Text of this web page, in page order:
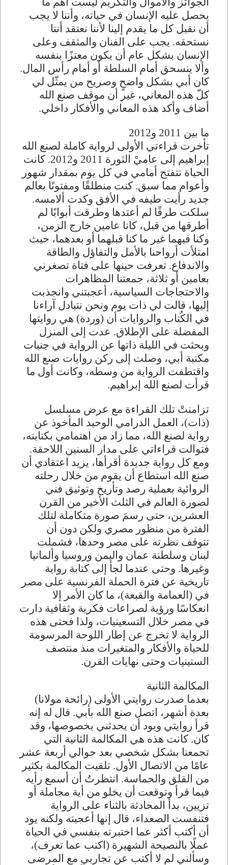
يحصل عليه الإنسان في حياته، وأننا لا يجب
أن نقبل كل ما يقدم إلينا لأننا نعتقد أننا
نستحقه. يجب على الفنان والمثقف وعلى
الإنسان بشكل عام أن يكون معتزًا بنفسه
وألا ينسحق أمام السلطة أو أمام رأس المال.
كان أبي بشكل واضحٍ وصريح من يمثّل لي
كلّ هذه المعاني، غير أن موقف صنع الله
أضاف وأكد هذه المعاني والأفكار داخلي.
ما بين 2011 و2012
تأخرت قراءتي الأولى لرواية كاملة لصنع الله
إبراهيم إلى عاميْ الثورة 2011 و2012. كانت
الحياة تتفتح أمامي في كل يوم بمقدار شهور
وأعوام مما سبق. كنت منطلقًا ومفتونًا بعالم
جديد رأيت طيفه في الأفق وكدت ألامسه.
سلكت طرقًا لم أعتدها وطرقت أبوابًا لم
أطرقها من قبل، كانا عامين خارج الزمن،
وكنا فيهما غير ما كنا قبلهما أو بعدهما، حيث
امتلأت أرواحنا بالأمل والتفاؤل والطاقة
والاندفاع. تعرفت حينها على فتاة تصغرني
بعامين أو ثلاثة، جمعتنا المظاهرات
والاحتجاجات السياسية، أعجبتني وانجذبت
إليها، قالت لي ذات يوم ونحن نتبادل آراءنا
في الكُتاب والروايات أن (وردة) هي روايتها
المفضلة على الإطلاق. عدت إلى المنزل
وبحثت في الليلة ذاتها عن الرواية في جنبات
مكتبة أبي، وصلت إلى ركن روايات صنع الله
واقتطفت الرواية من وسطه، وكانت أول ما
قرأت لصنع الله إبراهيم.
تزامنتْ تلك القراءة مع عرض مسلسل
(ذات)، العمل الدرامي الوحيد المأخوذ عن
رواية لصنع الله، مما زاد من اهتمامي بكتابته،
فتوالت قراءاتي على مدار السنين اللاحقة.
ومع كل رواية جديدة أقرأها، يزيد اعتقادي أن
صنع الله استطاع أن يقوم من خلال رحلته
الروائية بعملية رصد وتأريخ وتوثيق فني
لصورة العالم في الثلث الأخير من القرن
العشرين، حتى رسمَ صورة متكاملة لتلك
الفترة من منظور مصري ولكن دون أن
تتوقف نظرته على مصر وحدها، فشملت
لبنان وسلطنة عمان واليمن وروسيا وألمانيا
وغيرها. وحتى عندما لجأ إلى كتابة رواية
تاريخية عن فترة الحملة الفرنسية على مصر
في (العمامة والقبعة)، ما كان الأمر إلا
انعكاسًا ورؤية لصراعات فكرية وثقافية دارت
في مصر خلال التسعينيات، ولذا فحتى هذه
الرواية لا تخرج عن إطار اللوحة المرسومة
للحياة والأفكار والمتغيرات منذ منتصف
الستينيات وحتى نهايات القرن.
المكالمة الثانية
بعدما صدرت روايتي الأولى (رائحة مولانا)
بعدة أشهر، اتصل صنع الله بأبي. قال له إنه
قرأ روايتي ويود أن يحدثني بخصوصها، وقد
كان. كانت هذه هي المكالمة الثانية التي
تجمعنا بشكل شخصي بعد حوالي أربعة عشر
عامًا من الاتصال الأول. تلقيت المكالمة بكثير
من القلق والحماسة. انتظرتُ أن أسمع رأيه
فيما قرأ وتوقعت أن يخلو من أية مجاملة أو
تزيين، بدأ المحادثة بالثناء على الرواية
فتنفست الصعداء، قال إنها أعجبته ولكنه يود
أن أكتب أكثر عما اختبرته بنفسي في الحياة
عملًا بالنصيحة الشهيرة (اكتب عما تعرف)،
وسألني لم لا أكتب عن تجاربي مع المرضى